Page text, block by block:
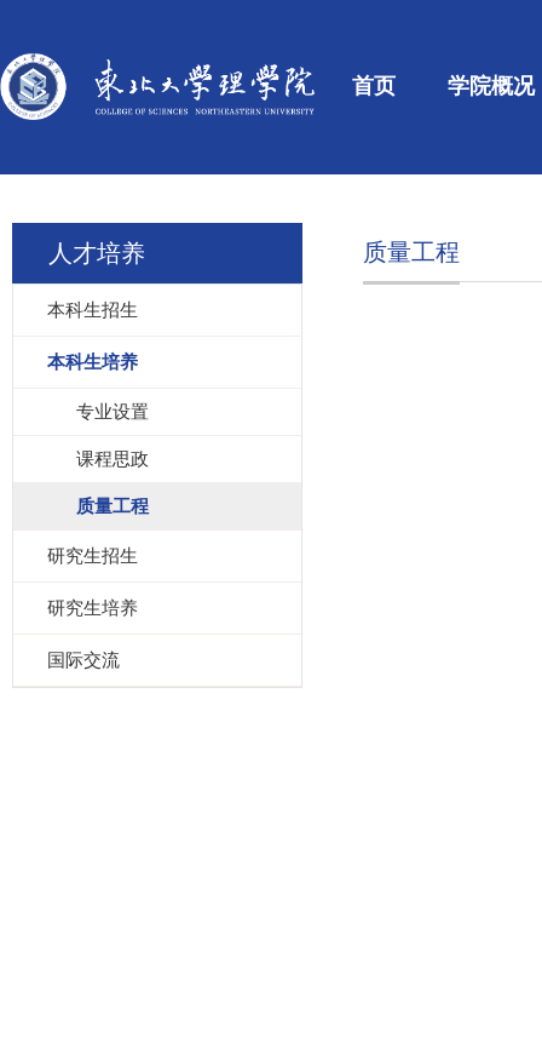
首页 学院概况
人才培养
本科生招生
本科生培养
专业设置
课程思政
质量工程
研究生招生
研究生培养
国际交流
质量工程